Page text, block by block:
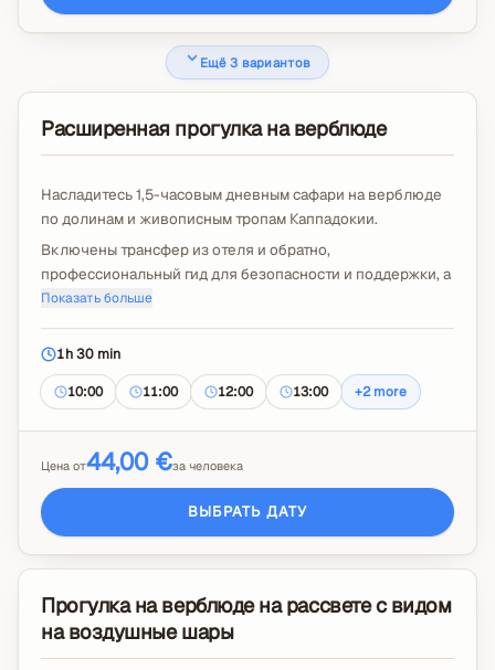
Ещё 3 вариантов
Расширенная прогулка на верблюде
Насладитесь 1,5-часовым дневным сафари на верблюде
по долинам и живописным тропам Каппадокии.
Включены трансфер из отеля и обратно,
профессиональный гид для безопасности и поддержки, а
также всё необходимое оборудование.
В случае изменения погоды предоставляется дождевик
или пончо.
Чаевые и дополнительное видео с дрона не включены.
Показать больше
1h 30 min
10:00 11:00 12:00 13:00 +2 more
Цена от44,00 €за человека
ВЫБРАТЬ ДАТУ
Прогулка на верблюде на рассвете с видом
на воздушные шары